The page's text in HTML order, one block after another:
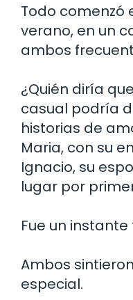
Todo comenzó
verano, en un
ambos
¿Quién diría
casual podría
historias de
Maria, con su
Ignacio, su
lugar por
Fue un
Ambos
especial.